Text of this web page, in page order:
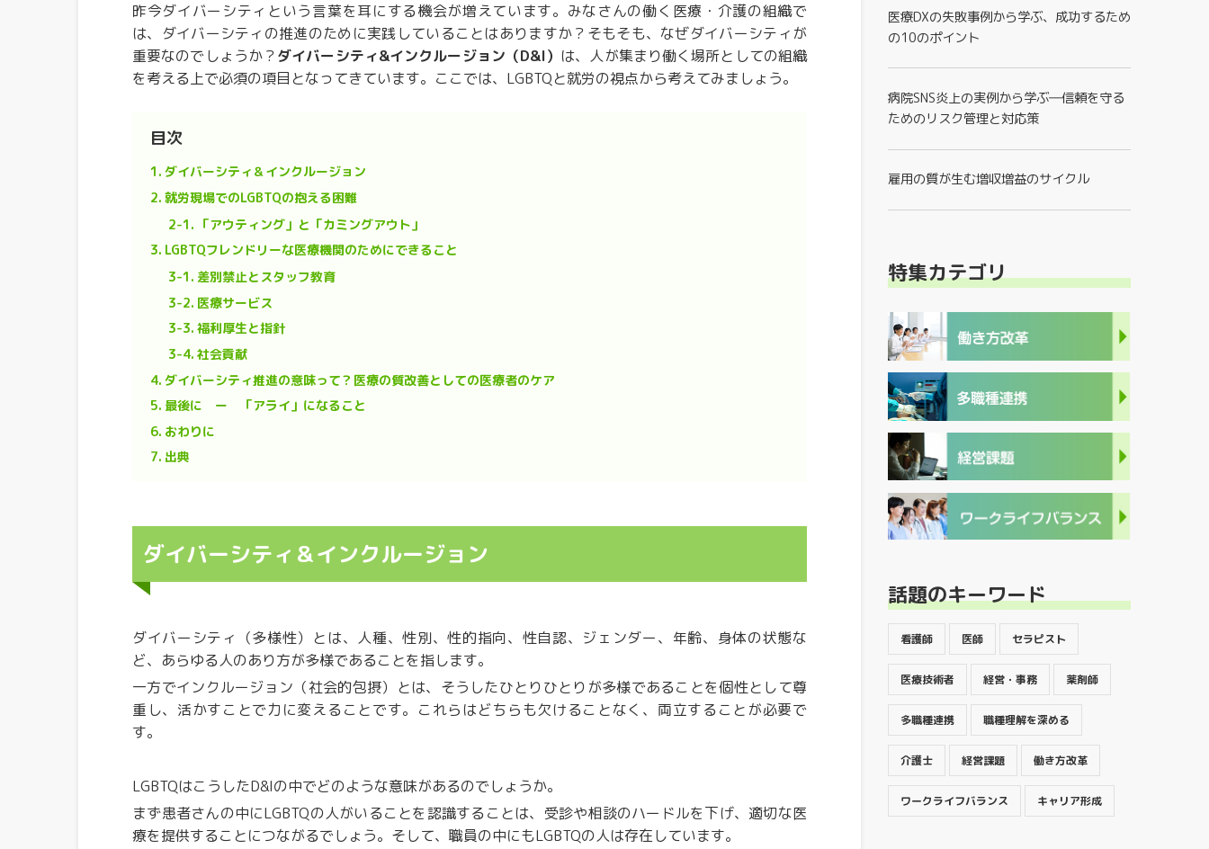
昨今ダイバーシティという言葉を耳にする機会が増えています。みなさんの働く医療・介護の組織で
は、ダイバーシティの推進のために実践していることはありますか？そもそも、なぜダイバーシティが
重要なのでしょうか？ダイバーシティ&インクルージョン（D&I） は、人が集まり働く場所としての組織
を考える上で必須の項目となってきています。ここでは、LGBTQと就労の視点から考えてみましょう。
目次
1. ダイバーシティ＆インクルージョン
2. 就労現場でのLGBTQの抱える困難
2-1. 「アウティング」と「カミングアウト」
3. LGBTQフレンドリーな医療機関のためにできること
3-1. 差別禁止とスタッフ教育
3-2. 医療サービス
3-3. 福利厚生と指針
3-4. 社会貢献
4. ダイバーシティ推進の意味って？医療の質改善としての医療者のケア
5. 最後に ー 「アライ」になること
6. おわりに
7. 出典
ダイバーシティ＆インクルージョン
ダイバーシティ（多様性）とは、人種、性別、性的指向、性自認、ジェンダー、年齢、身体の状態な
ど、あらゆる人のあり方が多様であることを指します。
一方でインクルージョン（社会的包摂）とは、そうしたひとりひとりが多様であることを個性として尊
重し、活かすことで力に変えることです。これらはどちらも欠けることなく、両立することが必要で
す。
LGBTQはこうしたD&Iの中でどのような意味があるのでしょうか。
まず患者さんの中にLGBTQの人がいることを認識することは、受診や相談のハードルを下げ、適切な医
療を提供することにつながるでしょう。そして、職員の中にもLGBTQの人は存在しています。
医療DXの失敗事例から学ぶ、成功するため
の10のポイント
病院SNS炎上の実例から学ぶ―信頼を守る
ためのリスク管理と対応策
雇用の質が生む増収増益のサイクル
特集カテゴリ
話題のキーワード
看護師 医師 セラピスト
医療技術者 経営・事務 薬剤師
多職種連携 職種理解を深める
介護士 経営課題 働き方改革
ワークライフバランス キャリア形成